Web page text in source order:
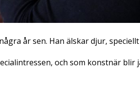
år sen. Han älskar djur,
och som konstnär blir